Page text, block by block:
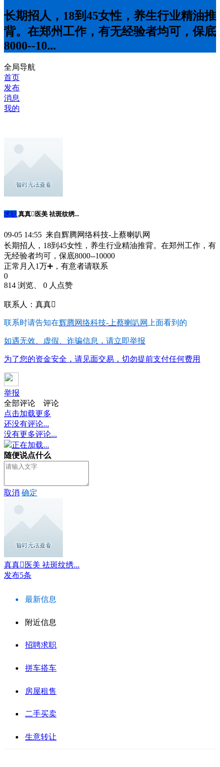
长期招人，18到45女性，养生行业精油推
背。在郑州工作，有无经验者均可，保底
8000--10...
全局导航
首页
发布
消息
我的
求职 真真医美 祛斑纹绣...
09-05 14:55 来自辉腾网络科技-上蔡喇叭网
长期招人，18到45女性，养生行业精油推背。在郑州工作，有
无经验者均可，保底8000--10000
正常月入1万➕，有意者请联系
0
814 浏览、 0 人点赞
联系人：真真
联系时请告知在辉腾网络科技-上蔡喇叭网 上面看到的
如遇无效、虚假、诈骗信息，请立即举报
为了您的资金安全，请见面交易，切勿提前支付任何费用
举报
全部评论
评论
点击加载更多
还没有评论...
没有更多评论...
正在加载...
随便说点什么
取消 确定
真真医美 祛斑纹绣...
发布5条
最新信息
附近信息
招聘求职
拼车搭车
房屋租售
二手买卖
生意转让